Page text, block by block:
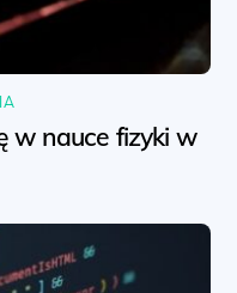
w nauce fizyki w